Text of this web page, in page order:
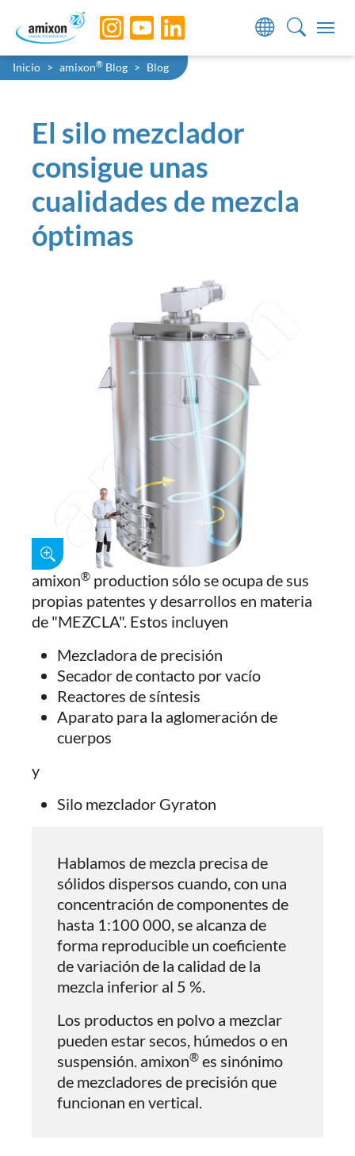
Skip to main navigation
Skip to main content
Skip to page footer
You are here:
Inicio amixon® Blog Blog
El silo mezclador
consigue unas
cualidades de mezcla
óptimas
amixon® production sólo se ocupa de sus
propias patentes y desarrollos en materia
de "MEZCLA". Estos incluyen
Mezcladora de precisión
Secador de contacto por vacío
Reactores de síntesis
Aparato para la aglomeración de
cuerpos
y
Silo mezclador Gyraton
Hablamos de mezcla precisa de
sólidos dispersos cuando, con una
concentración de componentes de
hasta 1:100 000, se alcanza de
forma reproducible un coeficiente
de variación de la calidad de la
mezcla inferior al 5 %.
Los productos en polvo a mezclar
pueden estar secos, húmedos o en
suspensión. amixon® es sinónimo
de mezcladores de precisión que
funcionan en vertical.